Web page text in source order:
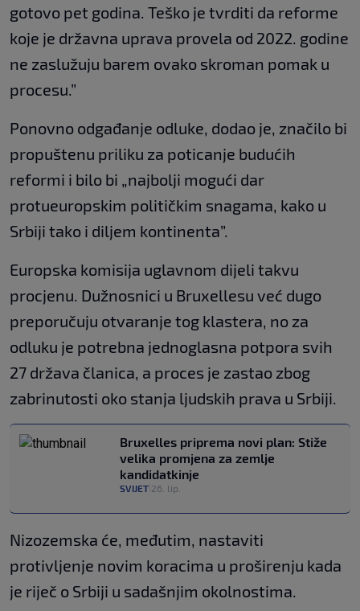
gotovo pet godina. Teško je tvrditi da reforme
koje je državna uprava provela od 2022. godine
ne zaslužuju barem ovako skroman pomak u
procesu.”
Ponovno odgađanje odluke, dodao je, značilo bi
propuštenu priliku za poticanje budućih
reformi i bilo bi „najbolji mogući dar
protueuropskim političkim snagama, kako u
Srbiji tako i diljem kontinenta”.
Europska komisija uglavnom dijeli takvu
procjenu. Dužnosnici u Bruxellesu već dugo
preporučuju otvaranje tog klastera, no za
odluku je potrebna jednoglasna potpora svih
27 država članica, a proces je zastao zbog
zabrinutosti oko stanja ljudskih prava u Srbiji.
Bruxelles priprema novi plan: Stiže
velika promjena za zemlje
kandidatkinje
SVIJET 26. lip.
Nizozemska će, međutim, nastaviti
protivljenje novim koracima u proširenju kada
je riječ o Srbiji u sadašnjim okolnostima.